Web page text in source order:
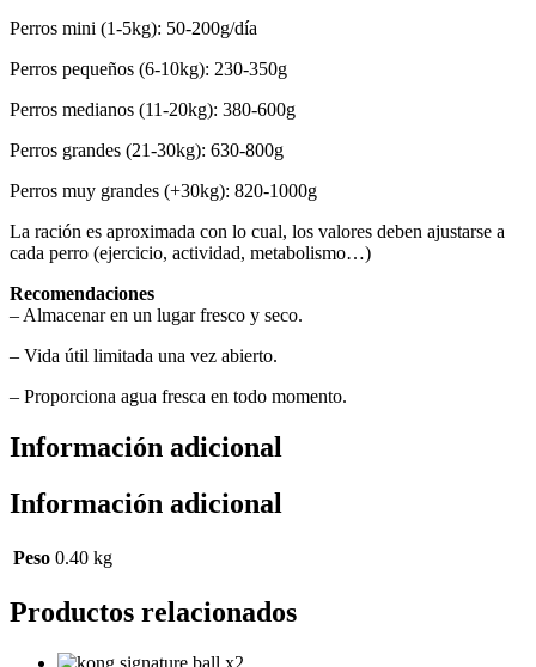
Perros mini (1-5kg): 50-200g/día
Perros pequeños (6-10kg): 230-350g
Perros medianos (11-20kg): 380-600g
Perros grandes (21-30kg): 630-800g
Perros muy grandes (+30kg): 820-1000g
La ración es aproximada con lo cual, los valores deben ajustarse a
cada perro (ejercicio, actividad, metabolismo…)
Recomendaciones
– Almacenar en un lugar fresco y seco.
– Vida útil limitada una vez abierto.
– Proporciona agua fresca en todo momento.
Información adicional
Información adicional
Peso 0.40 kg
Productos relacionados